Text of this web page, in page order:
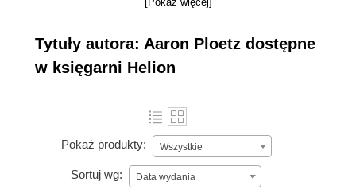
Tytuły autora: Aaron Ploetz dostępne
w księgarni Helion
Pokaż produkty: Wszystkie
Sortuj wg: Data wydania